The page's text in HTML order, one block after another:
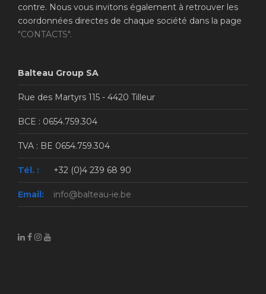
contre. Nous vous invitons également à retrouver les
coordonnées directes de chaque société dans la page
"CONTACTS".
Balteau Group SA
Rue des Martyrs 115 - 4420 Tilleur
BCE : 0654.759.304
TVA : BE 0654.759.304
Tél. : +32 (0)4 239 68 90
Email: info@balteau-ie.be